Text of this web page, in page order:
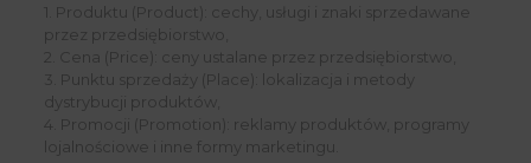
1. Produktu (Product): cechy, usługi i znaki sprzedawane
przez przedsiębiorstwo,
2. Cena (Price): ceny ustalane przez przedsiębiorstwo,
3. Punktu sprzedaży (Place): lokalizacja i metody
dystrybucji produktów,
4. Promocji (Promotion): reklamy produktów, programy
lojalnościowe i inne formy marketingu.